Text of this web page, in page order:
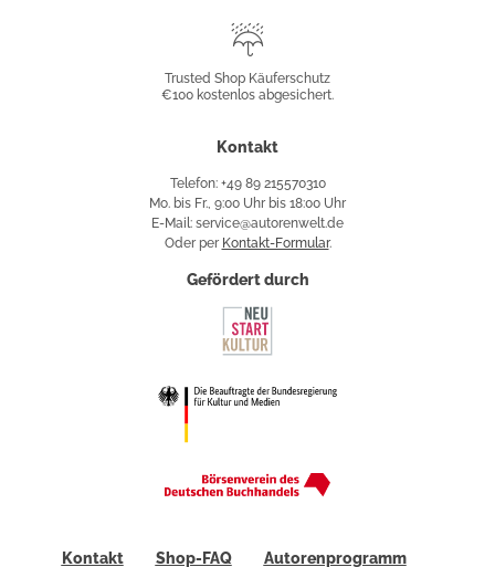
Käuferschutz
Trusted Shop Käuferschutz
€100 kostenlos abgesichert.
Kontakt
Telefon: +49 89 215570310
Mo. bis Fr., 9:00 Uhr bis 18:00 Uhr
E-Mail: service@autorenwelt.de
Oder per Kontakt-Formular.
Gefördert durch
Kontakt Shop-FAQ Autorenprogramm